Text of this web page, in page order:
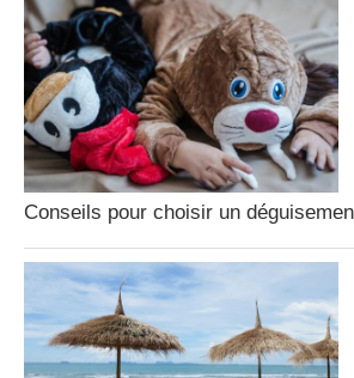
Conseils pour choisir un